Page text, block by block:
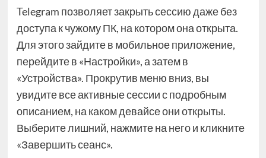
Telegram позволяет закрыть сессию даже без
доступа к чужому ПК, на котором она открыта.
Для этого зайдите в мобильное приложение,
перейдите в «Настройки», а затем в
«Устройства». Прокрутив меню вниз, вы
увидите все активные сессии с подробным
описанием, на каком девайсе они открыты.
Выберите лишний, нажмите на него и кликните
«Завершить сеанс».